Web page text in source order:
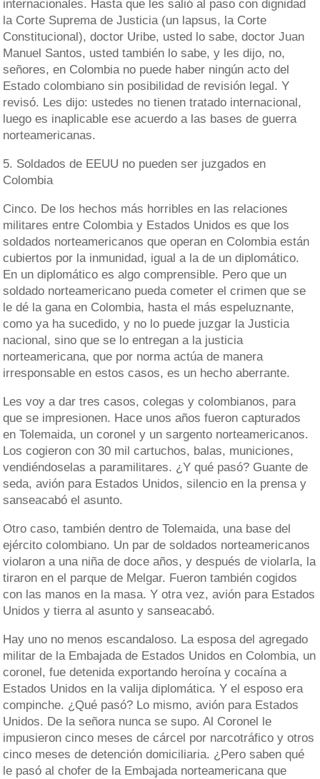
internacionales. Hasta que les salió al paso con dignidad
la Corte Suprema de Justicia (un lapsus, la Corte
Constitucional), doctor Uribe, usted lo sabe, doctor Juan
Manuel Santos, usted también lo sabe, y les dijo, no,
señores, en Colombia no puede haber ningún acto del
Estado colombiano sin posibilidad de revisión legal. Y
revisó. Les dijo: ustedes no tienen tratado internacional,
luego es inaplicable ese acuerdo a las bases de guerra
norteamericanas.
5. Soldados de EEUU no pueden ser juzgados en
Colombia
Cinco. De los hechos más horribles en las relaciones
militares entre Colombia y Estados Unidos es que los
soldados norteamericanos que operan en Colombia están
cubiertos por la inmunidad, igual a la de un diplomático.
En un diplomático es algo comprensible. Pero que un
soldado norteamericano pueda cometer el crimen que se
le dé la gana en Colombia, hasta el más espeluznante,
como ya ha sucedido, y no lo puede juzgar la Justicia
nacional, sino que se lo entregan a la justicia
norteamericana, que por norma actúa de manera
irresponsable en estos casos, es un hecho aberrante.
Les voy a dar tres casos, colegas y colombianos, para
que se impresionen. Hace unos años fueron capturados
en Tolemaida, un coronel y un sargento norteamericanos.
Los cogieron con 30 mil cartuchos, balas, municiones,
vendiéndoselas a paramilitares. ¿Y qué pasó? Guante de
seda, avión para Estados Unidos, silencio en la prensa y
sanseacabó el asunto.
Otro caso, también dentro de Tolemaida, una base del
ejército colombiano. Un par de soldados norteamericanos
violaron a una niña de doce años, y después de violarla, la
tiraron en el parque de Melgar. Fueron también cogidos
con las manos en la masa. Y otra vez, avión para Estados
Unidos y tierra al asunto y sanseacabó.
Hay uno no menos escandaloso. La esposa del agregado
militar de la Embajada de Estados Unidos en Colombia, un
coronel, fue detenida exportando heroína y cocaína a
Estados Unidos en la valija diplomática. Y el esposo era
compinche. ¿Qué pasó? Lo mismo, avión para Estados
Unidos. De la señora nunca se supo. Al Coronel le
impusieron cinco meses de cárcel por narcotráfico y otros
cinco meses de detención domiciliaria. ¿Pero saben qué
le pasó al chofer de la Embajada norteamericana que